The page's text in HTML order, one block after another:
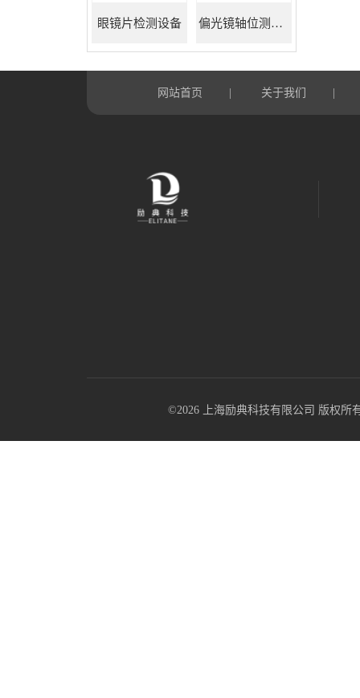
眼镜片检测设备 偏光镜轴位测试仪
网站首页 关于我们
©2026 上海励典科技有限公司 版权所